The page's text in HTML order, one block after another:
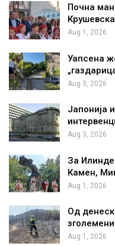
Почна
Aug 1, 2026
Уапсена
Aug 3, 2026
Јапонија
Aug 3, 2026
За
Камен,
Aug 1, 2026
Од
Aug 1, 2026